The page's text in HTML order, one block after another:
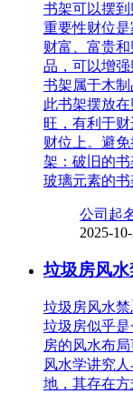
书架可以摆
重要性财位
财富、富贵
品，可以增
书架属于木
此书架摆放
旺，有利于
财位上。避
架：破旧的
玻璃元素的书
公司起
2025-
垃圾房风
垃圾房风水禁
垃圾房似乎
房的风水布
风水学讲究
地，其存在